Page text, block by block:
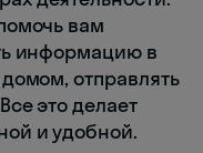
вам
информацию в
отправлять
это делает
и удобной.